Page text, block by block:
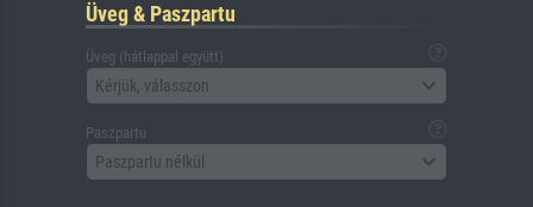
Üveg & Paszpartu
Üveg (hátlappal együtt)
Kérjük, válasszon
Paszpartu
Paszpartu nélkül